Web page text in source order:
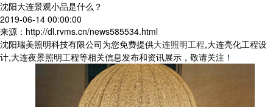
沈阳大连景观小品是什么？
2019-06-14 00:00:00
来源：http://dl.rvms.cn/news585534.html
沈阳瑞美照明科技有限公司为您免费提供大连照明工程,大连亮化工程设
计,大连夜景照明工程等相关信息发布和资讯展示，敬请关注！